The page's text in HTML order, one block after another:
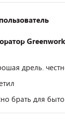
дрель.
брать для